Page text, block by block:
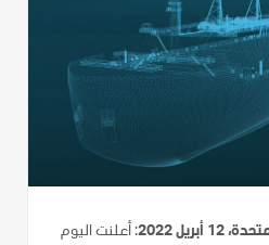
2022
: أعلنت اليوم